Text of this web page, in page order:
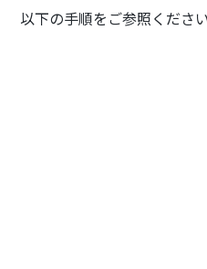
以下の手順をご参照ください